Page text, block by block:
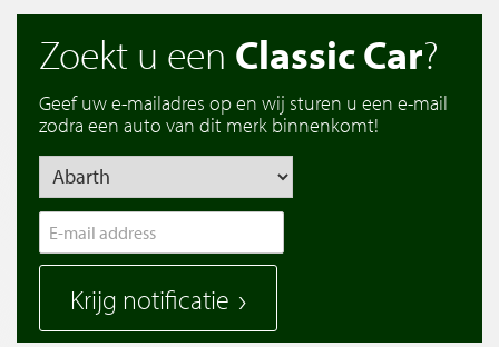
Zoekt u een Classic Car?
Geef uw e-mailadres op en wij sturen u een e-mail
zodra een auto van dit merk binnenkomt!
Krijg notificatie